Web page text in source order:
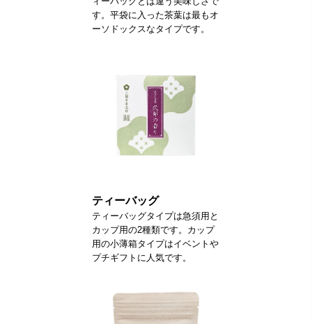
す。平袋に入った茶葉は最もオ
ーソドックスなタイプです。
ティーバッグ
ティーバッグタイプは急須用と
カップ用の2種類です。カップ
用の小薄箱タイプはイベントや
プチギフトに人気です。